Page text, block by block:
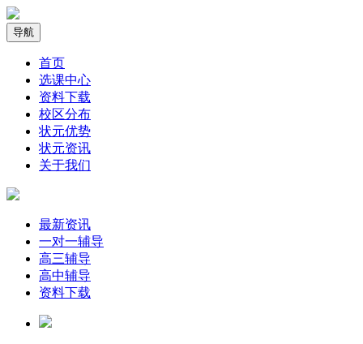
导航
首页
选课中心
资料下载
校区分布
状元优势
状元资讯
关于我们
最新资讯
一对一辅导
高三辅导
高中辅导
资料下载